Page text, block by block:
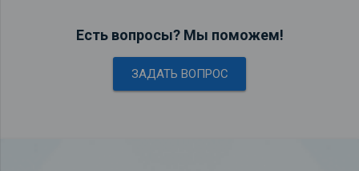
Есть вопросы? Мы поможем!
ЗАДАТЬ ВОПРОС